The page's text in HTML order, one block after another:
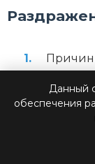
Трение
Данный
обеспечения